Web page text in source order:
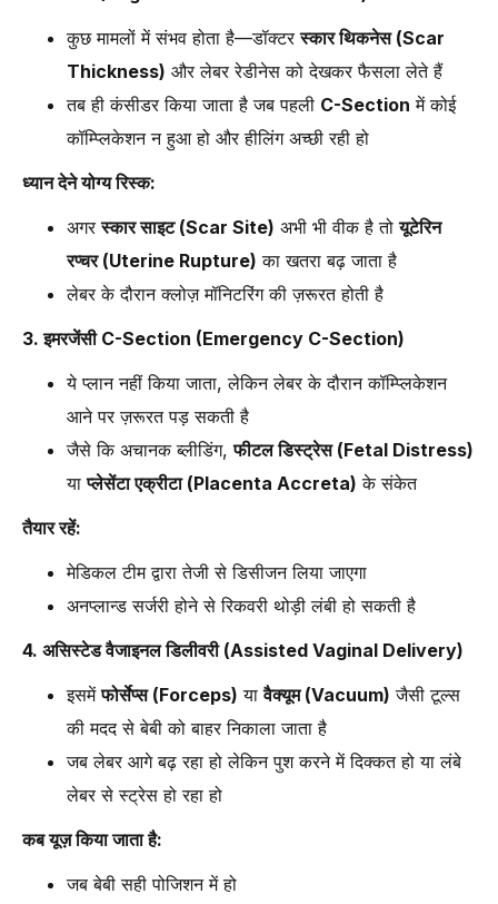
कुछ मामलों में संभव होता है—डॉक्टरस्कार थिकनेस (Scar
Thickness) और लेबर रेडीनेस को देखकर फैसला लेते हैं
तब ही कंसीडर किया जाता है जब पहली C-Section में कोई
कॉम्प्लिकेशन न हुआ हो और हीलिंग अच्छी रही हो
ध्यान देने योग्य रिस्क:
अगरस्कार साइट (Scar Site) अभी भी वीक है तोयूटेरिन
रप्चर (Uterine Rupture) का खतरा बढ़ जाता है
लेबर के दौरान क्लोज़ मॉनिटरिंग की ज़रूरत होती है
3. इमरजेंसी C-Section (Emergency C-Section)
ये प्लान नहीं किया जाता, लेकिन लेबर के दौरान कॉम्प्लिकेशन
आने पर ज़रूरत पड़ सकती है
जैसे कि अचानक ब्लीडिंग,फीटल डिस्ट्रेस (Fetal Distress)
याप्लेसेंटा एक्रीटा (Placenta Accreta) के संकेत
तैयार रहें:
मेडिकल टीम द्वारा तेजी से डिसीजन लिया जाएगा
अनप्लान्ड सर्जरी होने से रिकवरी थोड़ी लंबी हो सकती है
4. असिस्टेड वैजाइनल डिलीवरी (Assisted Vaginal Delivery)
इसमेंफोर्सेप्स (Forceps) यावैक्यूम (Vacuum) जैसी टूल्स
की मदद से बेबी को बाहर निकाला जाता है
जब लेबर आगे बढ़ रहा हो लेकिन पुश करने में दिक्कत हो या लंबे
लेबर से स्ट्रेस हो रहा हो
कब यूज़ किया जाता है:
जब बेबी सही पोजिशन में हो